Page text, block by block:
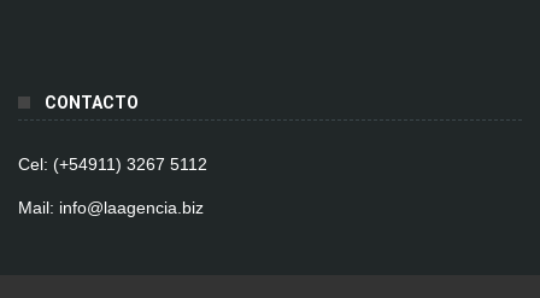
CONTACTO
Cel: (+54911) 3267 5112
Mail: info@laagencia.biz